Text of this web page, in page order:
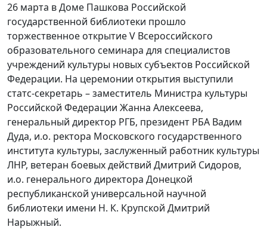
26 марта в Доме Пашкова Российской
государственной библиотеки прошло
торжественное открытие V Всероссийского
образовательного семинара для специалистов
учреждений культуры новых субъектов Российской
Федерации. На церемонии открытия выступили
статс-секретарь – заместитель Министра культуры
Российской Федерации Жанна Алексеева,
генеральный директор РГБ, президент РБА Вадим
Дуда, и.о. ректора Московского государственного
института культуры, заслуженный работник культуры
ЛНР, ветеран боевых действий Дмитрий Сидоров,
и.о. генерального директора Донецкой
республиканской универсальной научной
библиотеки имени Н. К. Крупской Дмитрий
Нарыжный.